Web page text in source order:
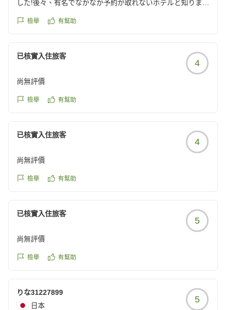
した!後々、有名でなかなか予約が取れないホテルと知りまし
バランスがとれていると思います。特に内装のコンセプト統
が、大食いの私たちにはぴったりでした。ビュッフェの料理
も一品一品が美味しかった印象です。朝食にミニアサイーボ
ウルやフレンチトーストがあったのも感動しました。また行
きたい、人に紹介したい素敵なホテルでした!
他の画像やクチコミの詳細はこちらから
檢舉 有幫助
已核實入住旅客
4
尚無評價
檢舉 有幫助
已核實入住旅客
4
尚無評價
檢舉 有幫助
已核實入住旅客
5
尚無評價
檢舉 有幫助
りな31227899
日本
5